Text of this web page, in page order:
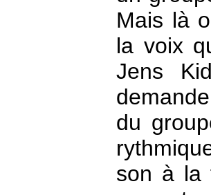
Mais là
la voix
Jens
du
son à la